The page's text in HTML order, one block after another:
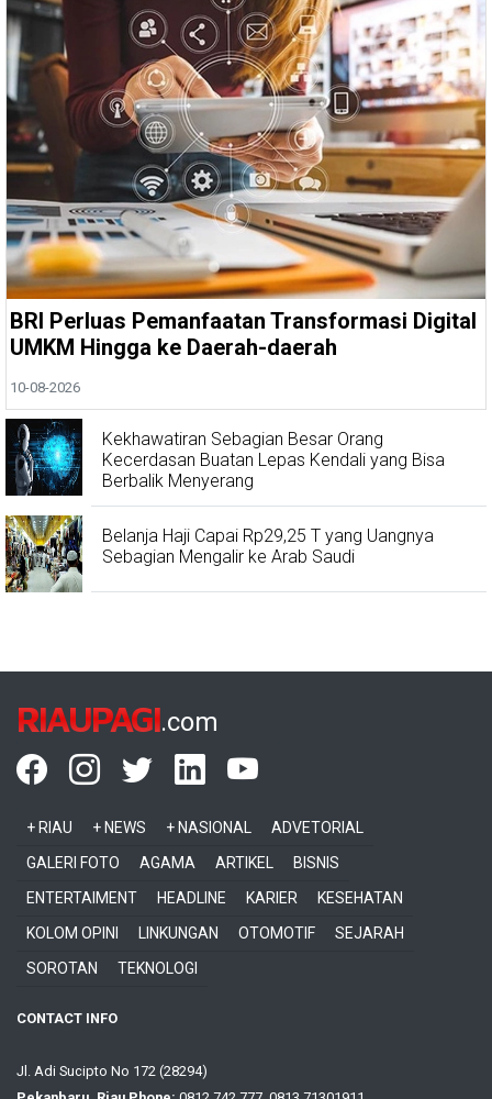
BRI Perluas Pemanfaatan Transformasi Digital
UMKM Hingga ke Daerah-daerah
10-08-2026
Kekhawatiran Sebagian Besar Orang
Kecerdasan Buatan Lepas Kendali yang Bisa
Berbalik Menyerang
Belanja Haji Capai Rp29,25 T yang Uangnya
Sebagian Mengalir ke Arab Saudi
RIAUPAGI.com
+ RIAU + NEWS + NASIONAL
ADVETORIAL
GALERI FOTO
AGAMA ARTIKEL
BISNIS
ENTERTAIMENT
HEADLINE KARIER
KESEHATAN
KOLOM OPINI
LINKUNGAN OTOMOTIF
SEJARAH
SOROTAN
TEKNOLOGI
CONTACT INFO
Jl. Adi Sucipto No 172 (28294)